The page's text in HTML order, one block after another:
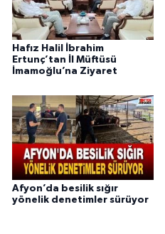
Hafız Halil İbrahim
Ertunç’tan İl Müftüsü
İmamoğlu’na Ziyaret
Afyon’da besilik sığır
yönelik denetimler sürüyor